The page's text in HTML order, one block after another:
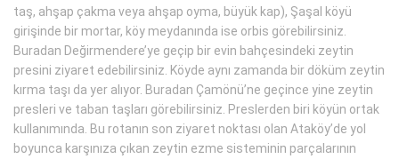
taş, ahşap çakma veya ahşap oyma, büyük kap), Şaşal köyü
girişinde bir mortar, köy meydanında ise orbis görebilirsiniz.
Buradan Değirmendere’ye geçip bir evin bahçesindeki zeytin
presini ziyaret edebilirsiniz. Köyde aynı zamanda bir döküm zeytin
kırma taşı da yer alıyor. Buradan Çamönü’ne geçince yine zeytin
presleri ve taban taşları görebilirsiniz. Preslerden biri köyün ortak
kullanımında. Bu rotanın son ziyaret noktası olan Ataköy’de yol
boyunca karşınıza çıkan zeytin ezme sisteminin parçalarının